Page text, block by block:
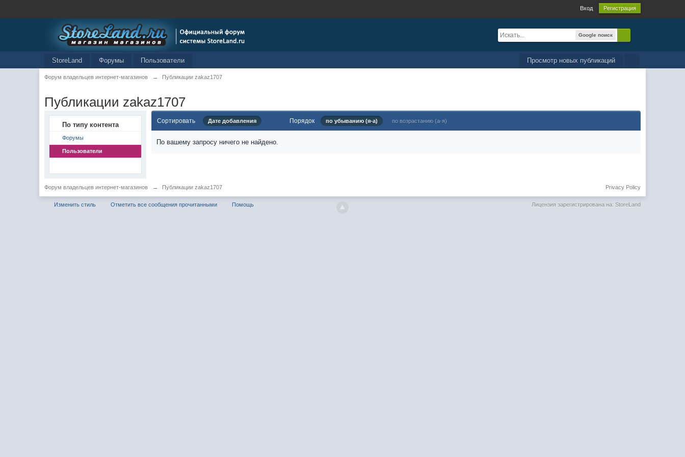
Вход Регистрация
Google поиск
Просмотр новых публикаций
StoreLand Форумы Пользователи
Форум владельцев интернет-магазинов → Публикации zakaz1707
Публикации zakaz1707
По типу контента
Форумы
Пользователи
Сортировать Дате добавления Порядок по убыванию (я-а) по возрастанию (а-я)
По вашему запросу ничего не найдено.
Форум владельцев интернет-магазинов → Публикации zakaz1707 Privacy Policy
Изменить стиль Отметить все сообщения прочитанными Помощь Лицензия зарегистрирована на: StoreLand